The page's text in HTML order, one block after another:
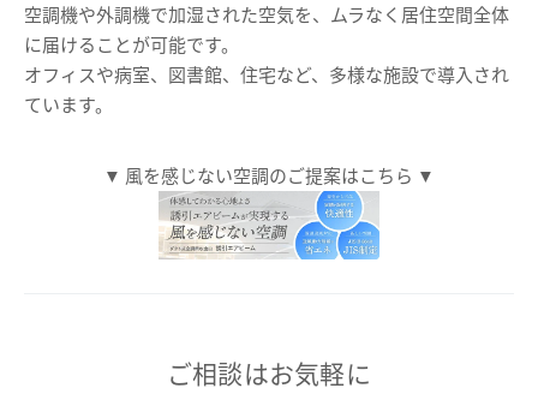
空調機や外調機で加湿された空気を、ムラなく居住空間全体
に届けることが可能です。
オフィスや病室、図書館、住宅など、多様な施設で導入され
ています。
▼ 風を感じない空調のご提案はこちら ▼
ご相談はお気軽に